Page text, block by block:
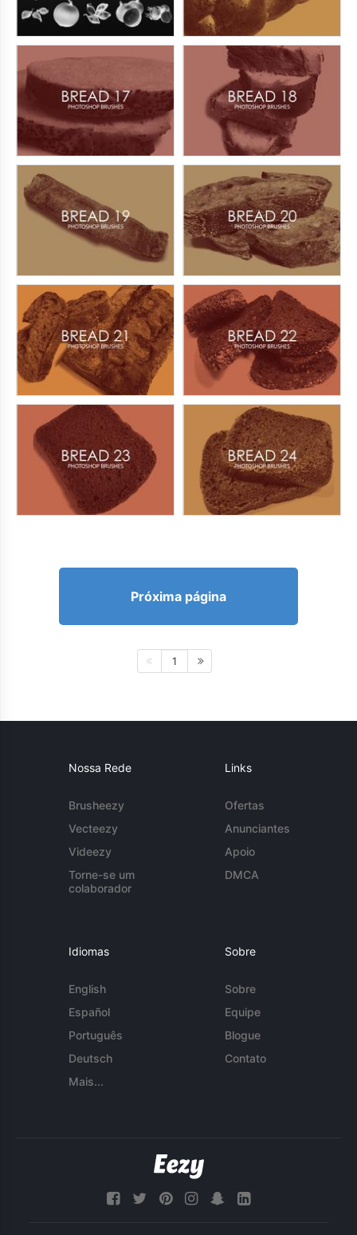
Próxima página
1
Nossa Rede
Brusheezy
Vecteezy
Videezy
Torne-se um
colaborador
Links
Ofertas
Anunciantes
Apoio
DMCA
Idiomas
English
Español
Português
Deutsch
Mais...
Sobre
Sobre
Equipe
Blogue
Contato